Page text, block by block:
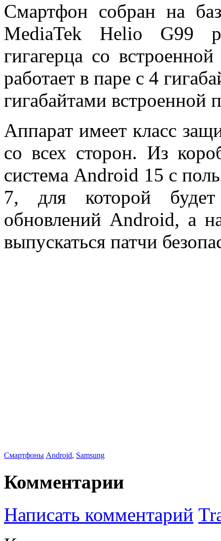
Смартфон собран на
MediaTek Helio G99
гигагерца со
работает в паре с 4
гигабайтами встроенной
Аппарат имеет класс
со всех сторон. Из
система Android 15 с
7, для которой
обновлений Android, а
выпускаться патчи
Смартфоны Android, Samsung
Комментарии
Написать комментарий